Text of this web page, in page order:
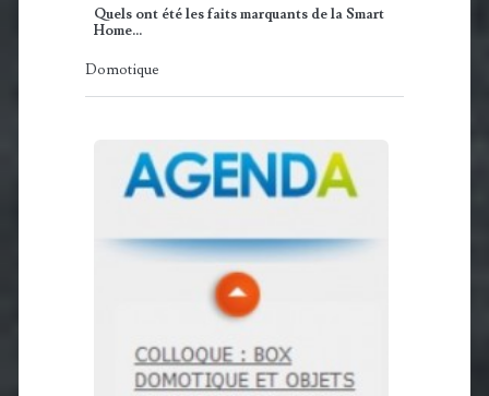
Quels ont été les faits marquants de la Smart
Home…
Domotique